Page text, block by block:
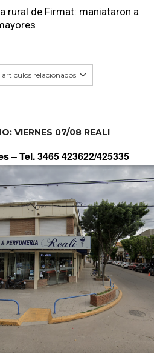
rural de Firmat: maniataron a
relacionados
VIERNES 07/08 REALI
–Tel. 3465 423622/425335